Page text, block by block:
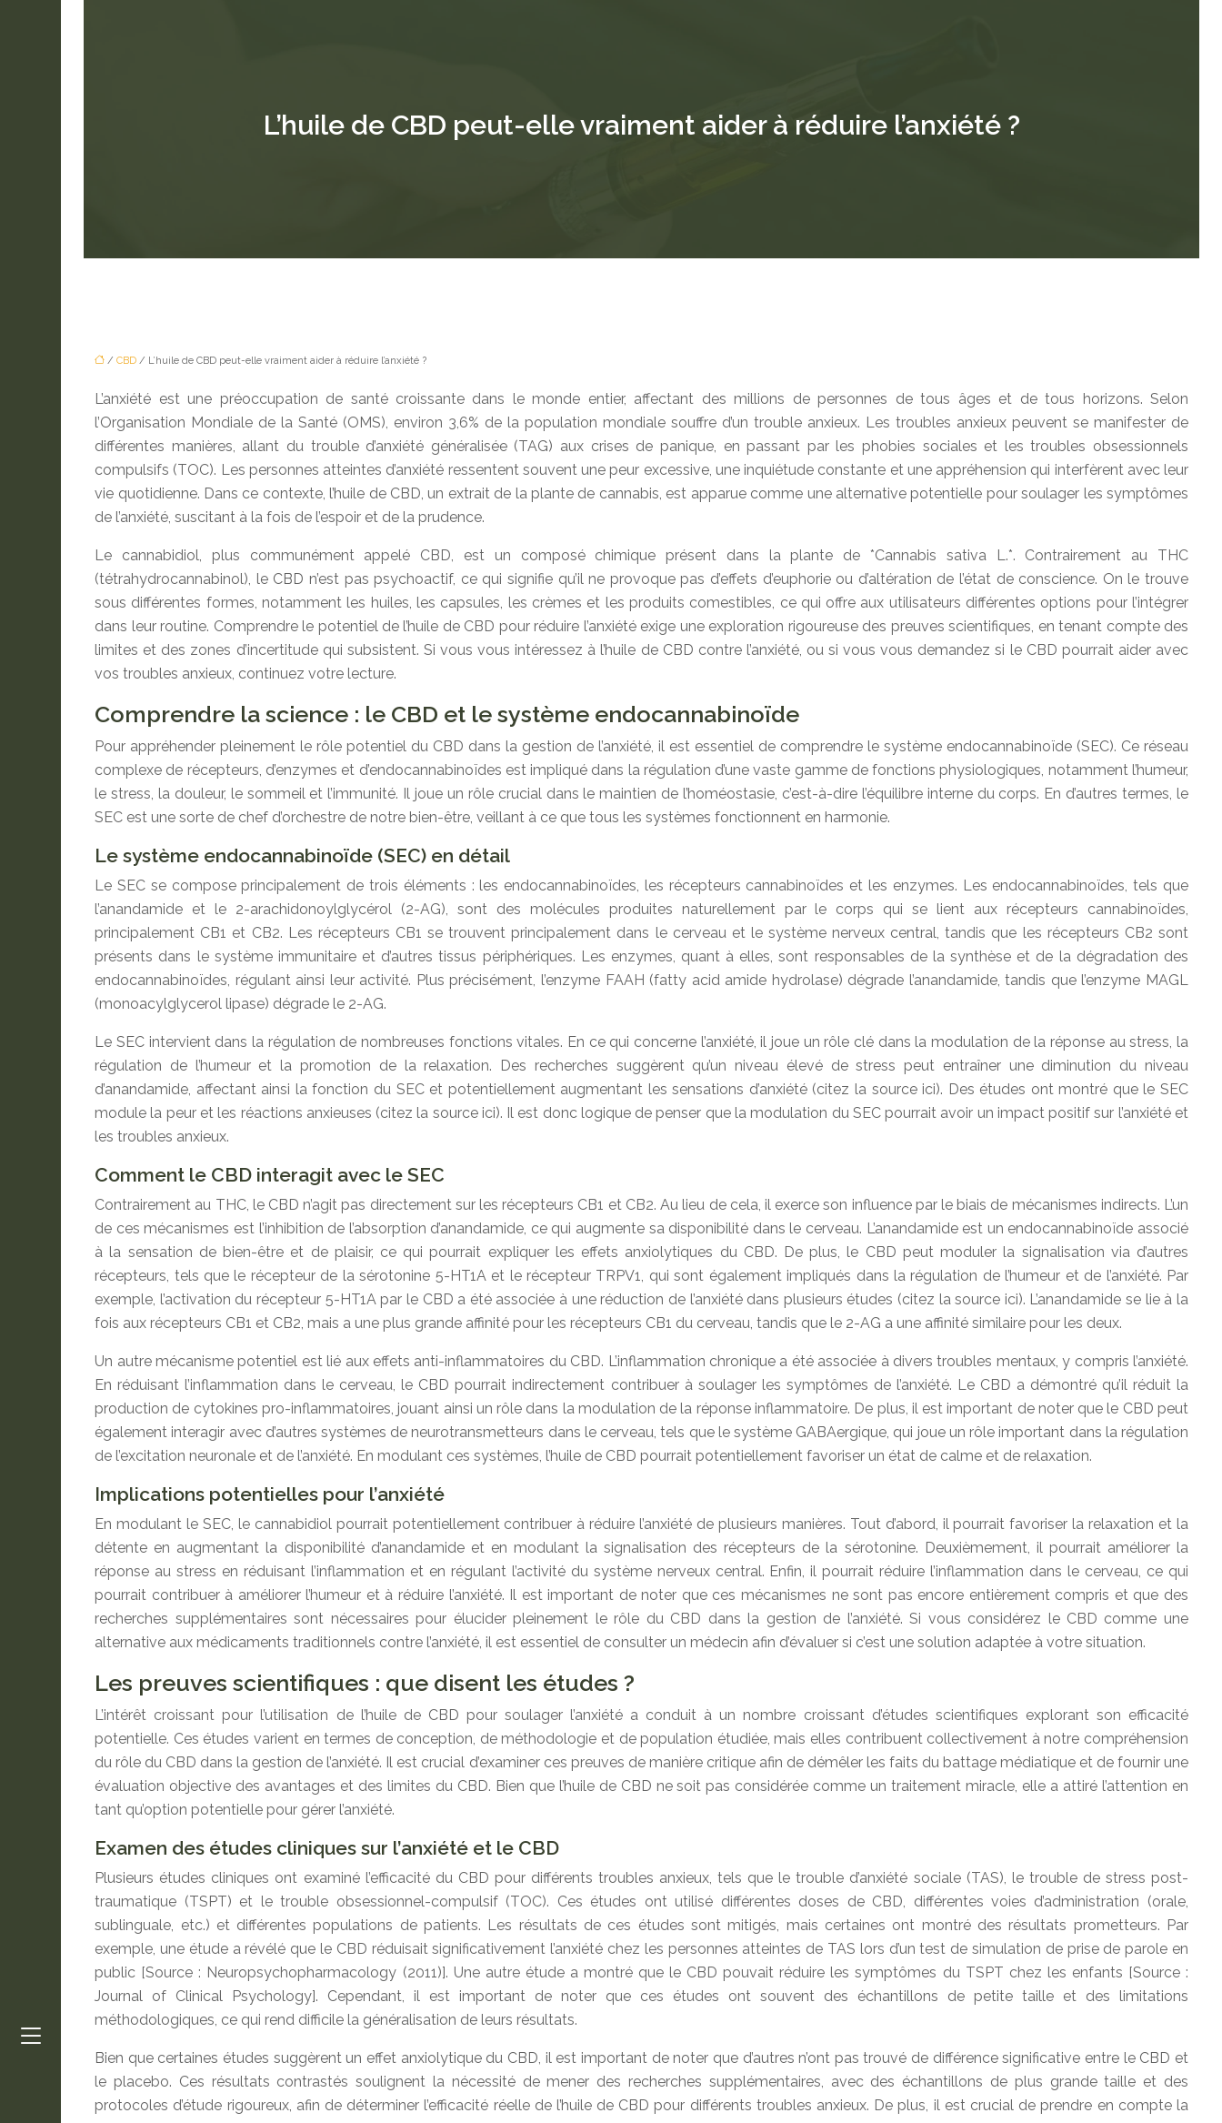
L’huile de CBD peut-elle vraiment aider à réduire l’anxiété ?
/CBD / L’huile de CBD peut-elle vraiment aider à réduire l’anxiété ?
L’anxiété est une préoccupation de santé croissante dans le monde entier, affectant des millions de personnes de tous âges et de tous horizons. Selon
l’Organisation Mondiale de la Santé (OMS), environ 3,6% de la population mondiale souffre d’un trouble anxieux. Les troubles anxieux peuvent se manifester de
différentes manières, allant du trouble d’anxiété généralisée (TAG) aux crises de panique, en passant par les phobies sociales et les troubles obsessionnels
compulsifs (TOC). Les personnes atteintes d’anxiété ressentent souvent une peur excessive, une inquiétude constante et une appréhension qui interfèrent avec leur
vie quotidienne. Dans ce contexte, l’huile de CBD, un extrait de la plante de cannabis, est apparue comme une alternative potentielle pour soulager les symptômes
de l’anxiété, suscitant à la fois de l’espoir et de la prudence.
Le cannabidiol, plus communément appelé CBD, est un composé chimique présent dans la plante de *Cannabis sativa L.*. Contrairement au THC
(tétrahydrocannabinol), le CBD n’est pas psychoactif, ce qui signifie qu’il ne provoque pas d’effets d’euphorie ou d’altération de l’état de conscience. On le trouve
sous différentes formes, notamment les huiles, les capsules, les crèmes et les produits comestibles, ce qui offre aux utilisateurs différentes options pour l’intégrer
dans leur routine. Comprendre le potentiel de l’huile de CBD pour réduire l’anxiété exige une exploration rigoureuse des preuves scientifiques, en tenant compte des
limites et des zones d’incertitude qui subsistent. Si vous vous intéressez à l’huile de CBD contre l’anxiété, ou si vous vous demandez si le CBD pourrait aider avec
vos troubles anxieux, continuez votre lecture.
Comprendre la science : le CBD et le système endocannabinoïde
Pour appréhender pleinement le rôle potentiel du CBD dans la gestion de l’anxiété, il est essentiel de comprendre le système endocannabinoïde (SEC). Ce réseau
complexe de récepteurs, d’enzymes et d’endocannabinoïdes est impliqué dans la régulation d’une vaste gamme de fonctions physiologiques, notamment l’humeur,
le stress, la douleur, le sommeil et l’immunité. Il joue un rôle crucial dans le maintien de l’homéostasie, c’est-à-dire l’équilibre interne du corps. En d’autres termes, le
SEC est une sorte de chef d’orchestre de notre bien-être, veillant à ce que tous les systèmes fonctionnent en harmonie.
Le système endocannabinoïde (SEC) en détail
Le SEC se compose principalement de trois éléments : les endocannabinoïdes, les récepteurs cannabinoïdes et les enzymes. Les endocannabinoïdes, tels que
l’anandamide et le 2-arachidonoylglycérol (2-AG), sont des molécules produites naturellement par le corps qui se lient aux récepteurs cannabinoïdes,
principalement CB1 et CB2. Les récepteurs CB1 se trouvent principalement dans le cerveau et le système nerveux central, tandis que les récepteurs CB2 sont
présents dans le système immunitaire et d’autres tissus périphériques. Les enzymes, quant à elles, sont responsables de la synthèse et de la dégradation des
endocannabinoïdes, régulant ainsi leur activité. Plus précisément, l’enzyme FAAH (fatty acid amide hydrolase) dégrade l’anandamide, tandis que l’enzyme MAGL
(monoacylglycerol lipase) dégrade le 2-AG.
Le SEC intervient dans la régulation de nombreuses fonctions vitales. En ce qui concerne l’anxiété, il joue un rôle clé dans la modulation de la réponse au stress, la
régulation de l’humeur et la promotion de la relaxation. Des recherches suggèrent qu’un niveau élevé de stress peut entraîner une diminution du niveau
d’anandamide, affectant ainsi la fonction du SEC et potentiellement augmentant les sensations d’anxiété (citez la source ici). Des études ont montré que le SEC
module la peur et les réactions anxieuses (citez la source ici). Il est donc logique de penser que la modulation du SEC pourrait avoir un impact positif sur l’anxiété et
les troubles anxieux.
Comment le CBD interagit avec le SEC
Contrairement au THC, le CBD n’agit pas directement sur les récepteurs CB1 et CB2. Au lieu de cela, il exerce son influence par le biais de mécanismes indirects. L’un
de ces mécanismes est l’inhibition de l’absorption d’anandamide, ce qui augmente sa disponibilité dans le cerveau. L’anandamide est un endocannabinoïde associé
à la sensation de bien-être et de plaisir, ce qui pourrait expliquer les effets anxiolytiques du CBD. De plus, le CBD peut moduler la signalisation via d’autres
récepteurs, tels que le récepteur de la sérotonine 5-HT1A et le récepteur TRPV1, qui sont également impliqués dans la régulation de l’humeur et de l’anxiété. Par
exemple, l’activation du récepteur 5-HT1A par le CBD a été associée à une réduction de l’anxiété dans plusieurs études (citez la source ici). L’anandamide se lie à la
fois aux récepteurs CB1 et CB2, mais a une plus grande affinité pour les récepteurs CB1 du cerveau, tandis que le 2-AG a une affinité similaire pour les deux.
Un autre mécanisme potentiel est lié aux effets anti-inflammatoires du CBD. L’inflammation chronique a été associée à divers troubles mentaux, y compris l’anxiété.
En réduisant l’inflammation dans le cerveau, le CBD pourrait indirectement contribuer à soulager les symptômes de l’anxiété. Le CBD a démontré qu’il réduit la
production de cytokines pro-inflammatoires, jouant ainsi un rôle dans la modulation de la réponse inflammatoire. De plus, il est important de noter que le CBD peut
également interagir avec d’autres systèmes de neurotransmetteurs dans le cerveau, tels que le système GABAergique, qui joue un rôle important dans la régulation
de l’excitation neuronale et de l’anxiété. En modulant ces systèmes, l’huile de CBD pourrait potentiellement favoriser un état de calme et de relaxation.
Implications potentielles pour l’anxiété
En modulant le SEC, le cannabidiol pourrait potentiellement contribuer à réduire l’anxiété de plusieurs manières. Tout d’abord, il pourrait favoriser la relaxation et la
détente en augmentant la disponibilité d’anandamide et en modulant la signalisation des récepteurs de la sérotonine. Deuxièmement, il pourrait améliorer la
réponse au stress en réduisant l’inflammation et en régulant l’activité du système nerveux central. Enfin, il pourrait réduire l’inflammation dans le cerveau, ce qui
pourrait contribuer à améliorer l’humeur et à réduire l’anxiété. Il est important de noter que ces mécanismes ne sont pas encore entièrement compris et que des
recherches supplémentaires sont nécessaires pour élucider pleinement le rôle du CBD dans la gestion de l’anxiété. Si vous considérez le CBD comme une
alternative aux médicaments traditionnels contre l’anxiété, il est essentiel de consulter un médecin afin d’évaluer si c’est une solution adaptée à votre situation.
Les preuves scientifiques : que disent les études ?
L’intérêt croissant pour l’utilisation de l’huile de CBD pour soulager l’anxiété a conduit à un nombre croissant d’études scientifiques explorant son efficacité
potentielle. Ces études varient en termes de conception, de méthodologie et de population étudiée, mais elles contribuent collectivement à notre compréhension
du rôle du CBD dans la gestion de l’anxiété. Il est crucial d’examiner ces preuves de manière critique afin de démêler les faits du battage médiatique et de fournir une
évaluation objective des avantages et des limites du CBD. Bien que l’huile de CBD ne soit pas considérée comme un traitement miracle, elle a attiré l’attention en
tant qu’option potentielle pour gérer l’anxiété.
Examen des études cliniques sur l’anxiété et le CBD
Plusieurs études cliniques ont examiné l’efficacité du CBD pour différents troubles anxieux, tels que le trouble d’anxiété sociale (TAS), le trouble de stress post-
traumatique (TSPT) et le trouble obsessionnel-compulsif (TOC). Ces études ont utilisé différentes doses de CBD, différentes voies d’administration (orale,
sublinguale, etc.) et différentes populations de patients. Les résultats de ces études sont mitigés, mais certaines ont montré des résultats prometteurs. Par
exemple, une étude a révélé que le CBD réduisait significativement l’anxiété chez les personnes atteintes de TAS lors d’un test de simulation de prise de parole en
public [Source : Neuropsychopharmacology (2011)]. Une autre étude a montré que le CBD pouvait réduire les symptômes du TSPT chez les enfants [Source :
Journal of Clinical Psychology]. Cependant, il est important de noter que ces études ont souvent des échantillons de petite taille et des limitations
méthodologiques, ce qui rend difficile la généralisation de leurs résultats.
Bien que certaines études suggèrent un effet anxiolytique du CBD, il est important de noter que d’autres n’ont pas trouvé de différence significative entre le CBD et
le placebo. Ces résultats contrastés soulignent la nécessité de mener des recherches supplémentaires, avec des échantillons de plus grande taille et des
protocoles d’étude rigoureux, afin de déterminer l’efficacité réelle de l’huile de CBD pour différents troubles anxieux. De plus, il est crucial de prendre en compte la